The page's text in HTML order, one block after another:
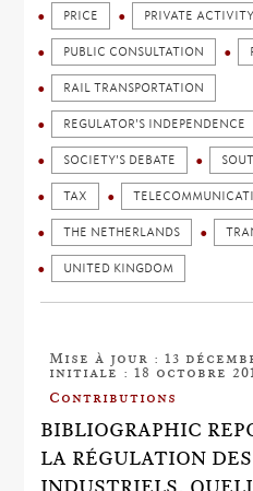
PRICE PRIVATE ACTIVITY
PUBLIC CONSULTATION
RAIL TRANSPORTATION
REGULATOR'S INDEPENDENCE
SOCIETY'S DEBATE
TAX
THE NETHERLANDS
UNITED KINGDOM
Mise à jour : 13
initiale : 18 octobre
Contributions
BIBLIOGRAPHIC
LA RÉGULATION
INDUSTRIELS.